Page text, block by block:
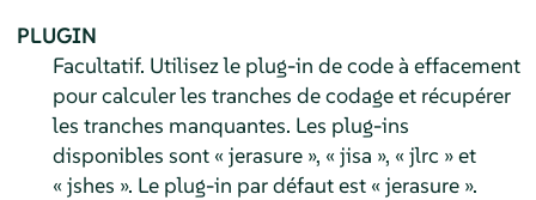
PLUGIN
Facultatif. Utilisez le plug-in de code à effacement
pour calculer les tranches de codage et récupérer
les tranches manquantes. Les plug-ins
disponibles sont « jerasure », « jisa », « jlrc » et
« jshes ». Le plug-in par défaut est « jerasure ».